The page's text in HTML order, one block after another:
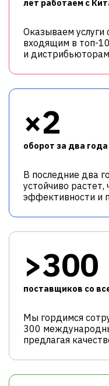
лет работаем с
Оказываем
входящим в топ-
и
×2
оборот за два года
В последние два
устойчиво растет,
эффективности и
>300
поставщиков со
Мы гордимся
300
предлагая